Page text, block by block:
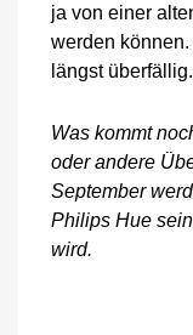
ja von einer
werden
längst überfällig.
Was kommt
oder andere
September
Philips Hue
wird.